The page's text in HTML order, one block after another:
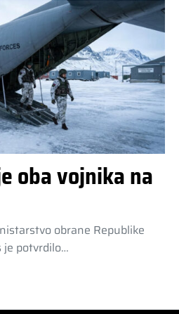
oba vojnika na
obrane Republike
je potvrdilo…